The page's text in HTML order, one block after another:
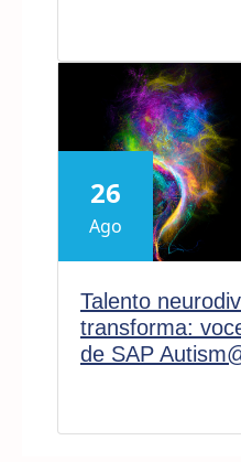
26
Ago
Talento
transforma:
de SAP